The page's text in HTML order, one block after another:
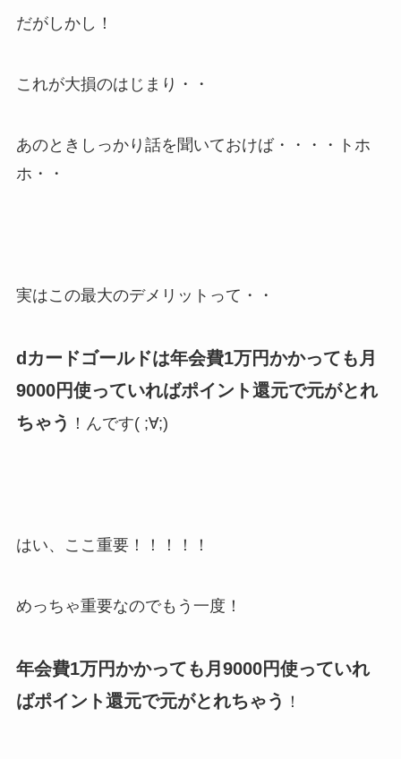
だがしかし！
これが大損のはじまり・・
あのときしっかり話を聞いておけば・・・・トホ
ホ・・
実はこの最大のデメリットって・・
dカードゴールドは年会費1万円かかっても月
9000円使っていればポイント還元で元がとれ
ちゃう ！んです( ;∀;)
はい、ここ重要！！！！！
めっちゃ重要なのでもう一度！
年会費1万円かかっても月9000円使っていれ
ばポイント還元で元がとれちゃう ！